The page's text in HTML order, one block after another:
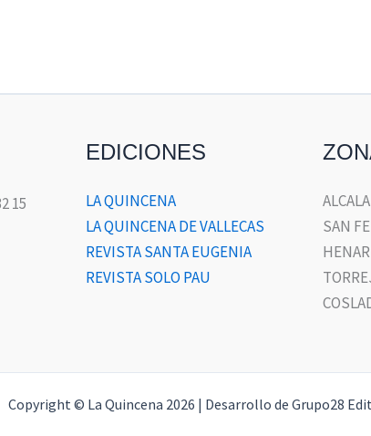
15
EDICIONES
LA QUINCENA
LA QUINCENA DE VALLECAS
REVISTA SANTA EUGENIA
REVISTA SOLO PAU
SAN
Copyright © La Quincena 2026 | Desarrollo de Grupo28